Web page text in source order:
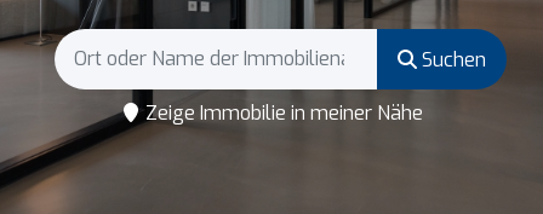
Suchen
Zeige Immobilie in meiner Nähe